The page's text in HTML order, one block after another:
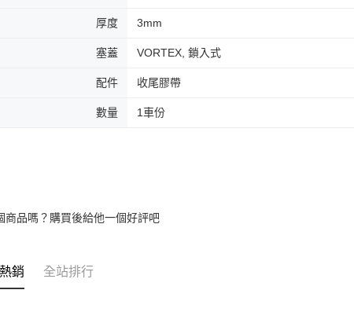
厚度 3mm
塞蓋 VORTEX, 鎖入式
配件 收尾膠帶
數量 1車份
商品嗎？購買後給他一個好評吧
銷 全站排行